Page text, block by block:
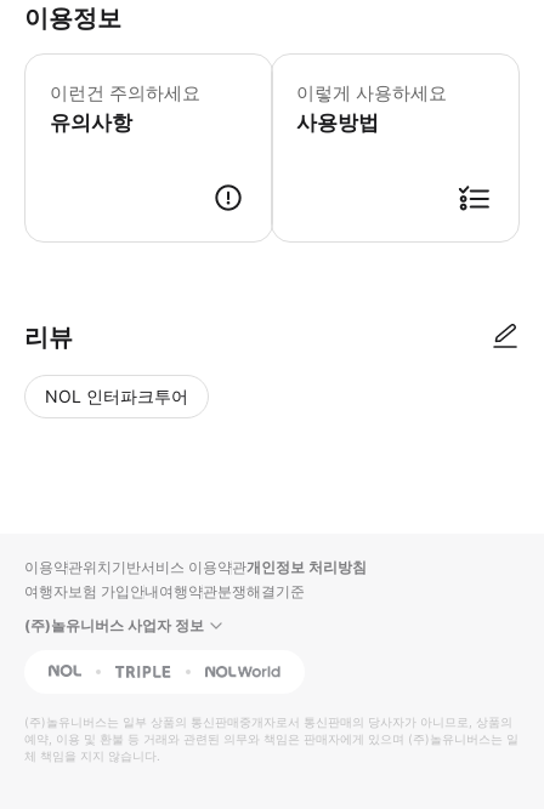
이용정보
이런건 주의하세요
유의사항
이렇게 사용하세요
사용방법
리뷰
NOL 인터파크투어
입니
다.
높
은
순
동
영
상
순
상
이용약관위치기반서비스 이용약관개인정보 처리방침
여행자보험 가입안내여행약관분쟁해결기준
(주)놀유니버스 사업자 정보
NOL Triple Interpark Global
(주)놀유니버스는 일부 상품의 통신판매중개자로서 통신판매의 당사자가 아니므로, 상품의
예약, 이용 및 환불 등 거래와 관련된 의무와 책임은 판매자에게 있으며 (주)놀유니버스는 일
체 책임을 지지 않습니다.